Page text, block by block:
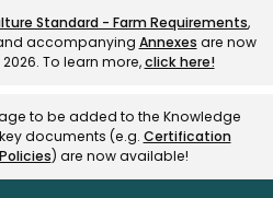
index at:https://
Standard - Farm Requirements,
accompanying Annexes are now
To learn more,click here!
to be added to the Knowledge
documents (e.g. Certification
Policies) are now available!